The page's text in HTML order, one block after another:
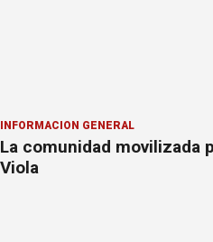
INFORMACION GENERAL
La comunidad movilizada
Viola